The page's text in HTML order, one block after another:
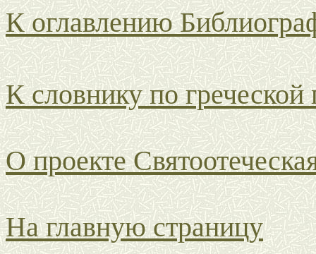
К оглавлению
К словнику по греческой
О проекте
На главную страницу